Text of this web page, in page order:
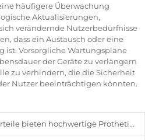
häufigere Überwachung
Aktualisierungen,
verändernde Nutzerbedürfnisse
dass ein Austausch oder eine
ist. Vorsorgliche Wartungspläne
der Geräte zu verlängern
zu verhindern, die die Sicherheit
Nutzer beeinträchtigen könnten.
hochwertige Prothetik-Zubehörteile für Amputierte?